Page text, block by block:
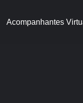
Acompanhantes